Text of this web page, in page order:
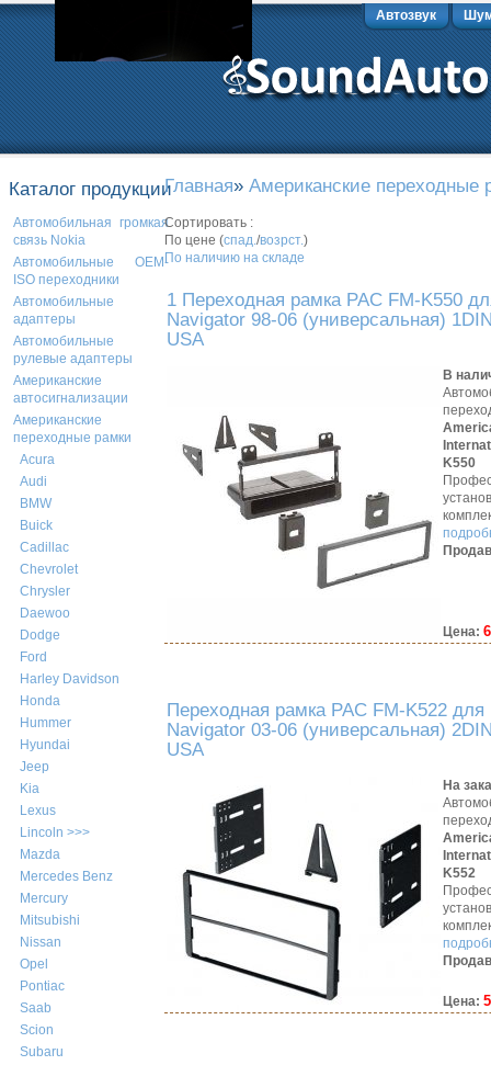
Автозвук
Каталог продукции
Автомобильная громкая
связь Nokia
Автомобильные OEM-
ISO переходники
Автомобильные
адаптеры
Автомобильные
рулевые адаптеры
Американские
автосигнализации
Американские
переходные рамки
Acura
Audi
BMW
Buick
Cadillac
Chevrolet
Chrysler
Daewoo
Dodge
Ford
Harley Davidson
Honda
Hummer
Hyundai
Jeep
Kia
Lexus
Lincoln >>>
Mazda
Mercedes Benz
Mercury
Mitsubishi
Nissan
Opel
Pontiac
Saab
Scion
Subaru
Главная» Американские переходные
Сортировать :
По цене (спад./возрст.)
По наличию на складе
1 Переходная рамка PAC FM-K550
Navigator 98-06 (универсальная)
USA
В
K550
Цена:
Переходная рамка PAC FM-K522 для
Navigator 03-06 (универсальная)
USA
На
K552
Цена: